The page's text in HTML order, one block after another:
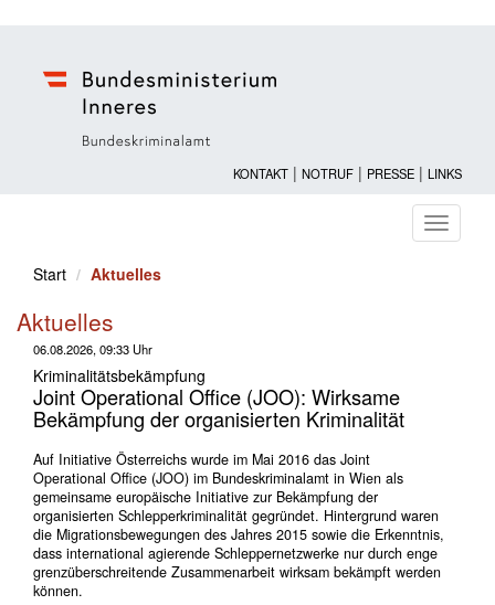
KONTAKT | NOTRUF | PRESSE | LINKS
ein-/
Start
Aktuelles
Aktuelles
06.08.2026, 09:33 Uhr
Kriminalitätsbekämpfung
Joint Operational Office (JOO): Wirksame
Bekämpfung der organisierten Kriminalität
Auf Initiative Österreichs wurde im Mai 2016 das Joint
Operational Office (JOO) im Bundeskriminalamt in Wien als
gemeinsame europäische Initiative zur Bekämpfung der
organisierten Schlepperkriminalität gegründet. Hintergrund waren
die Migrationsbewegungen des Jahres 2015 sowie die Erkenntnis,
dass international agierende Schleppernetzwerke nur durch enge
grenzüberschreitende Zusammenarbeit wirksam bekämpft werden
können.